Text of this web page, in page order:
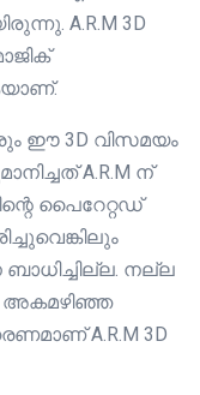
A.R.M 3D
ഈ 3D വിസമയം
A.R.M ന്
പൈറേറ്റഡ്
നല്ല
അകമഴിഞ്ഞ
A.R.M 3D